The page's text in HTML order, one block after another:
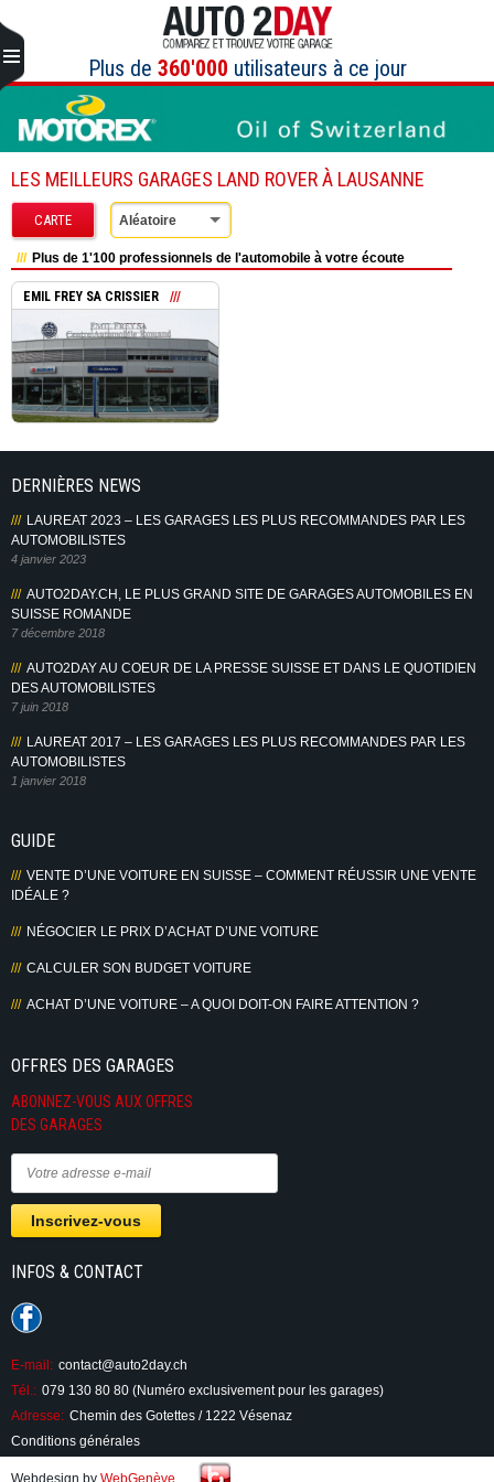
au
contenu
Plus de 360'000 utilisateurs à ce jour
LES MEILLEURS GARAGES LAND ROVER À LAUSANNE
CARTE Aléatoire
Plus de 1'100 professionnels de l'automobile à votre écoute
EMIL FREY SA CRISSIER
DERNIÈRES NEWS
LAUREAT 2023 – LES GARAGES LES PLUS RECOMMANDES PAR LES
AUTOMOBILISTES
4 janvier 2023
AUTO2DAY.CH, LE PLUS GRAND SITE DE GARAGES AUTOMOBILES EN
SUISSE ROMANDE
7 décembre 2018
AUTO2DAY AU COEUR DE LA PRESSE SUISSE ET DANS LE QUOTIDIEN
DES AUTOMOBILISTES
7 juin 2018
LAUREAT 2017 – LES GARAGES LES PLUS RECOMMANDES PAR LES
AUTOMOBILISTES
1 janvier 2018
GUIDE
VENTE D’UNE VOITURE EN SUISSE – COMMENT RÉUSSIR UNE VENTE
IDÉALE ?
NÉGOCIER LE PRIX D’ACHAT D’UNE VOITURE
CALCULER SON BUDGET VOITURE
ACHAT D’UNE VOITURE – A QUOI DOIT-ON FAIRE ATTENTION ?
OFFRES DES GARAGES
ABONNEZ-VOUS AUX OFFRES
DES GARAGES
INFOS & CONTACT
E-mail: contact@auto2day.ch
Tél.: 079 130 80 80 (Numéro exclusivement pour les garages)
Adresse: Chemin des Gotettes / 1222 Vésenaz
Conditions générales
Webdesign by WebGenève